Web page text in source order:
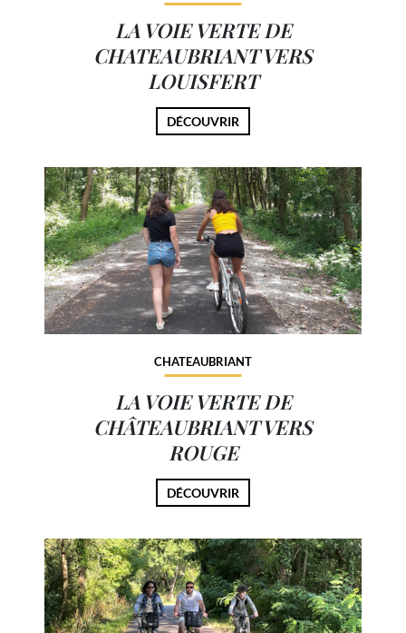
LA VOIE VERTE DE
CHATEAUBRIANT VERS
LOUISFERT
DÉCOUVRIR
CHATEAUBRIANT
LA VOIE VERTE DE
CHÂTEAUBRIANT VERS
ROUGE
DÉCOUVRIR